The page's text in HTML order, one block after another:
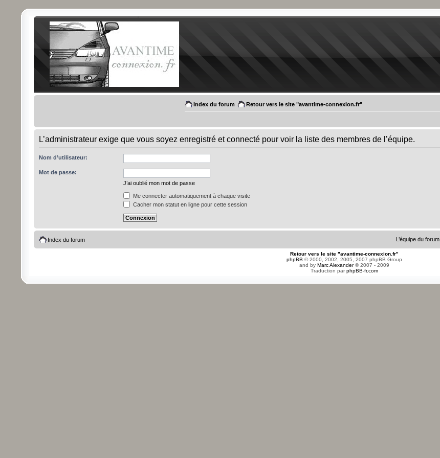
Index du forum Retour vers le site "avantime-connexion.fr"
L’administrateur exige que vous soyez enregistré et connecté pour voir la liste des membres de l’équipe.
Nom d’utilisateur:
Mot de passe:
J’ai oublié mon mot de passe
Me connecter automatiquement à chaque visite
Cacher mon statut en ligne pour cette session
Index du forum L’équipe du forum
Retour vers le site "avantime-connexion.fr"
phpBB © 2000, 2002, 2005, 2007 phpBB Group
and by Marc Alexander© 2007 - 2009
Traduction parphpBB-fr.com